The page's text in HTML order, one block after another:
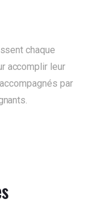
chaque
accomplir leur
par